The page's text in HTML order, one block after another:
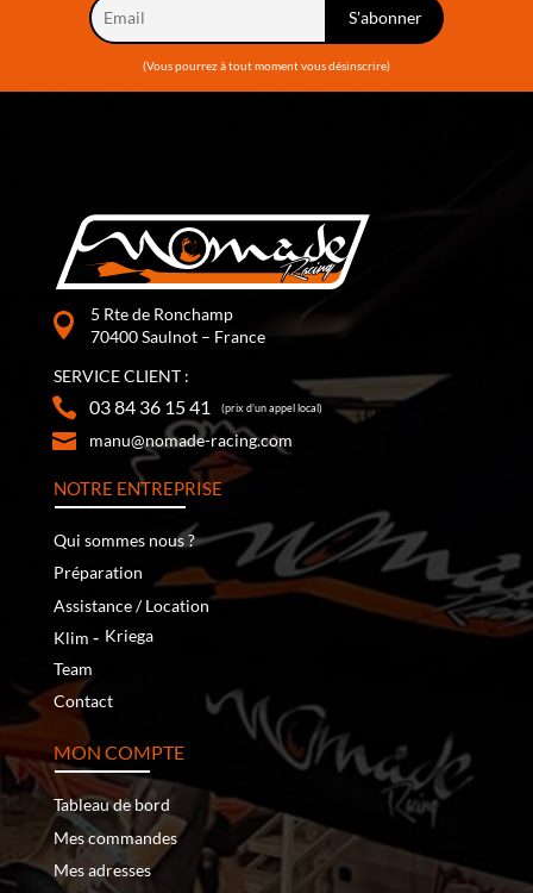
(Vous pourrez à tout moment vous désinscrire)
5 Rte de Ronchamp
70400 Saulnot – France
SERVICE CLIENT :
03 84 36 15 41 (prix d’un appel local)
manu@nomade-racing.com
NOTRE ENTREPRISE
Qui sommes nous ?
Préparation
Assistance / Location
Klim ‐ Kriega
Team
Contact
MON COMPTE
Tableau de bord
Mes commandes
Mes adresses